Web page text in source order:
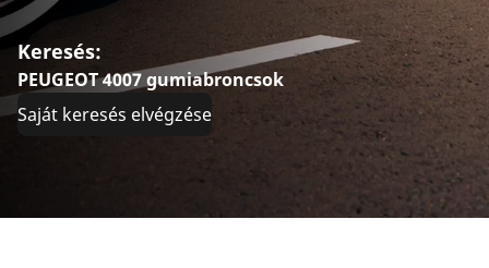
Keresés:
PEUGEOT 4007 gumiabroncsok
Saját keresés elvégzése